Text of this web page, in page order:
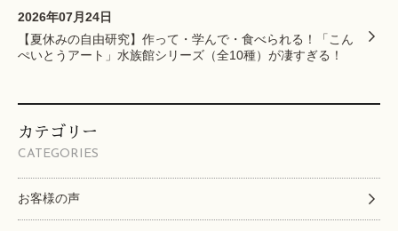
2026年07月24日
【夏休みの自由研究】作って・学んで・食べられる！「こん
ぺいとうアート」水族館シリーズ（全10種）が凄すぎる！
カテゴリー
CATEGORIES
お客様の声